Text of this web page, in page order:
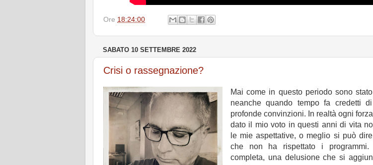
Ore 18:24:00
SABATO 10 SETTEMBRE 2022
Crisi o rassegnazione?
Mai come in questo periodo sono
neanche quando tempo fa credetti
profonde convinzioni. In realtà ogni
dato il mio voto in questi anni di vita
le mie aspettative, o meglio si può
che non ha rispettato i programmi.
completa, una delusione che si